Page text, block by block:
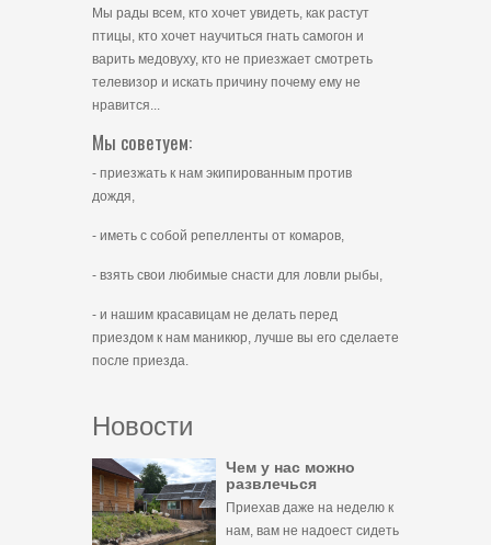
Мы рады всем, кто хочет увидеть, как растут
птицы, кто хочет научиться гнать самогон и
варить медовуху, кто не приезжает смотреть
телевизор и искать причину почему ему не
нравится...
Мы советуем:
- приезжать к нам экипированным против
дождя,
- иметь с собой репелленты от комаров,
- взять свои любимые снасти для ловли рыбы,
- и нашим красавицам не делать перед
приездом к нам маникюр, лучше вы его сделаете
после приезда.
Новости
Чем у нас можно
развлечься
Приехав даже на неделю к
нам, вам не надоест сидеть